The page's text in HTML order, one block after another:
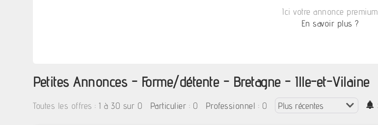
Ici votre annonce premium
En savoir plus ?
Petites Annonces - Forme/détente - Bretagne - Ille-et-Vilaine
Toutes les offres :1 à 30 sur 0 Particulier : 0 Professionnel : 0